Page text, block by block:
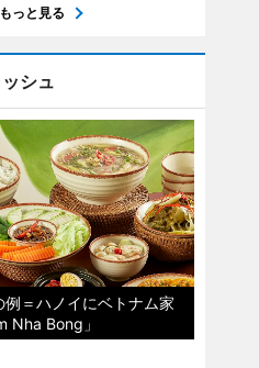
もっと見る
シュ
＝ハノイにベトナム家
Nha Bong」